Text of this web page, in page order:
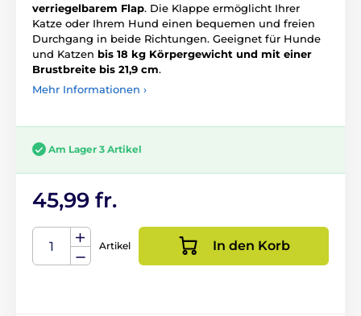
verriegelbarem Flap. Die Klappe ermöglicht Ihrer
Katze oder Ihrem Hund einen bequemen und freien
Durchgang in beide Richtungen. Geeignet für Hunde
und Katzen bis 18 kg Körpergewicht und mit einer
Brustbreite bis 21,9 cm.
Mehr Informationen ›
Am Lager 3 Artikel
45,99 fr.
Artikel In den Korb